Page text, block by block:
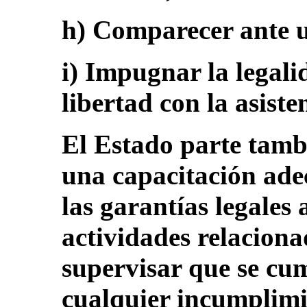
h) Comparecer ante
i) Impugnar la
libertad con la
El Estado parte
una capacitación
las garantías legales
actividades
supervisar que se
cualquier